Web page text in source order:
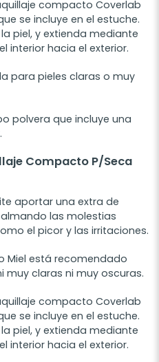
compacto Coverlab
se incluye en el estuche.
piel, y extienda mediante
interior hacia el exterior.
para pieles claras o muy
polvera que incluye una
Compacto P/Seca
aportar una extra de
las molestias
el picor y las irritaciones.
Miel está recomendado
muy claras ni muy oscuras.
compacto Coverlab
se incluye en el estuche.
piel, y extienda mediante
interior hacia el exterior.